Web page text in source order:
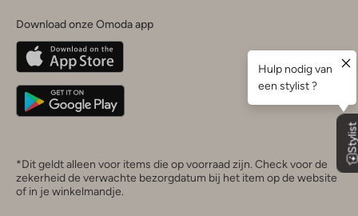
Belgique(Français)
Deutschland
Download onze Omoda app
*Dit geldt alleen voor items die op voorraad zijn. Check voor de
zekerheid de verwachte bezorgdatum bij het item op de website
of in je winkelmandje.